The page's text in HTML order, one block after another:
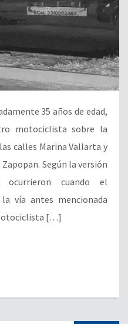
35 años de edad,
motociclista sobre la
calles Marina Vallarta y
Según la versión
cuando el
vía antes mencionada
[…]